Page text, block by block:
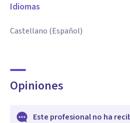
Idiomas
Castellano (Español)
Opiniones
Este profesional no ha